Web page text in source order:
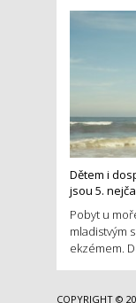
Dětem i
jsou 5.
Pobyt u
mladistvým
ekzémem.
COPYRIGHT ©